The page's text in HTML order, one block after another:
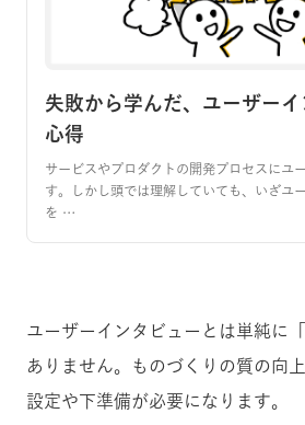
失敗から学んだ、ユーザー
心得
サービスやプロダクトの開発プロセスにユ
す。しかし頭では理解していても、いざユ
を …
ユーザーインタビューとは単純に
ありません。ものづくりの質の向
設定や下準備が必要になります。